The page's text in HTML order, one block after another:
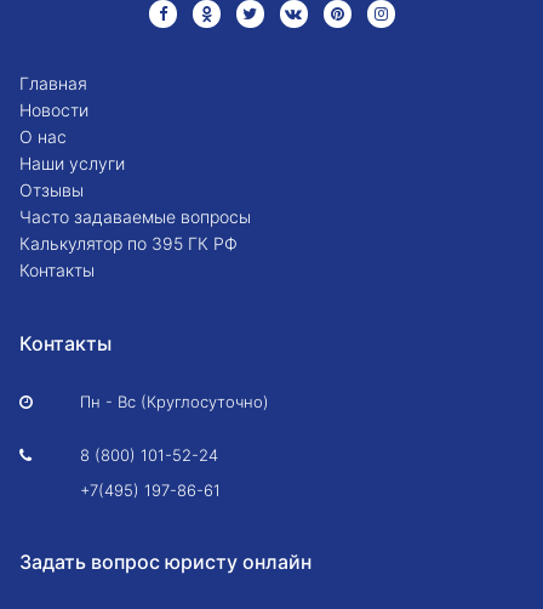
Главная
Новости
О нас
Наши услуги
Отзывы
Часто задаваемые вопросы
Калькулятор по 395 ГК РФ
Контакты
Контакты
 Пн - Вс (Круглосуточно)

8 (800) 101-52-24
+7(495) 197-86-61
Задать вопрос юристу онлайн